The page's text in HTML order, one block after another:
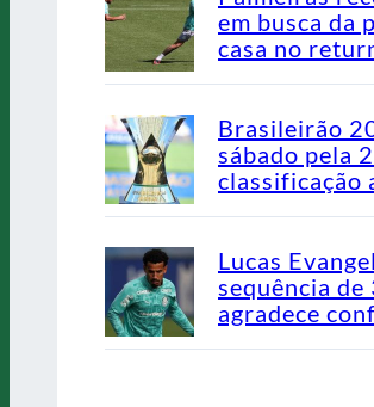
em busca da
casa no
Brasileirão
sábado pela
classificação
Lucas
sequência de
agradece